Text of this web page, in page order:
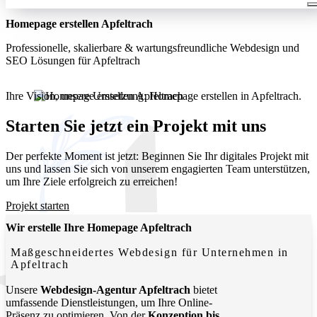
Homepage erstellen Apfeltrach
Professionelle, skalierbare & wartungsfreundliche Webdesign und
SEO Lösungen für Apfeltrach
Ihre Vision, unsere Umsetzung: Homepage erstellen in Apfeltrach.
Unternehmen lokal und digital sichtbar machen.
Starten Sie jetzt ein Projekt mit uns
Der perfekte Moment ist jetzt: Beginnen Sie Ihr digitales Projekt mit
uns und lassen Sie sich von unserem engagierten Team unterstützen,
um Ihre Ziele erfolgreich zu erreichen!
Projekt starten
Wir erstelle Ihre Homepage Apfeltrach
Maßgeschneidertes Webdesign für Unternehmen in
Apfeltrach
Unsere Webdesign-Agentur Apfeltrach bietet
umfassende Dienstleistungen, um Ihre Online-